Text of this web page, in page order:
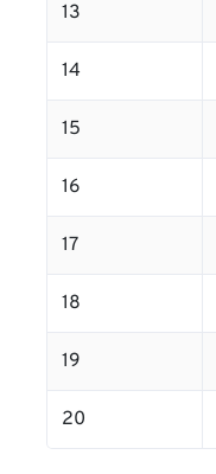
13
14
15
16
17
18
19
20